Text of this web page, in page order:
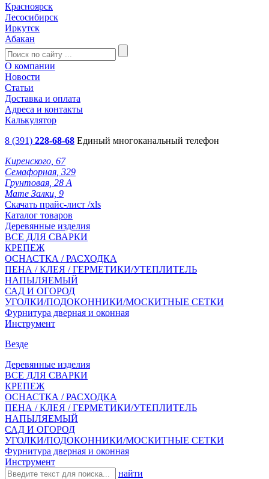
Красноярск
Лесосибирск
Иркутск
Абакан
О компании
Новости
Статьи
Доставка и оплата
Адреса и контакты
Калькулятор
8 (391) 228-68-68 Единый многоканальный телефон
Киренского, 67
Семафорная, 329
Грунтовая, 28 А
Мате Залки, 9
Скачать прайс-лист /xls
Каталог товаров
Деревянные изделия
ВСЕ ДЛЯ СВАРКИ
КРЕПЕЖ
ОСНАСТКА / РАСХОДКА
ПЕНА / КЛЕЯ / ГЕРМЕТИКИ/УТЕПЛИТЕЛЬ
НАПЫЛЯЕМЫЙ
САД И ОГОРОД
УГОЛКИ/ПОДОКОННИКИ/МОСКИТНЫЕ СЕТКИ
Фурнитура дверная и оконная
Инструмент
Везде
Деревянные изделия
ВСЕ ДЛЯ СВАРКИ
КРЕПЕЖ
ОСНАСТКА / РАСХОДКА
ПЕНА / КЛЕЯ / ГЕРМЕТИКИ/УТЕПЛИТЕЛЬ
НАПЫЛЯЕМЫЙ
САД И ОГОРОД
УГОЛКИ/ПОДОКОННИКИ/МОСКИТНЫЕ СЕТКИ
Фурнитура дверная и оконная
Инструмент
найти